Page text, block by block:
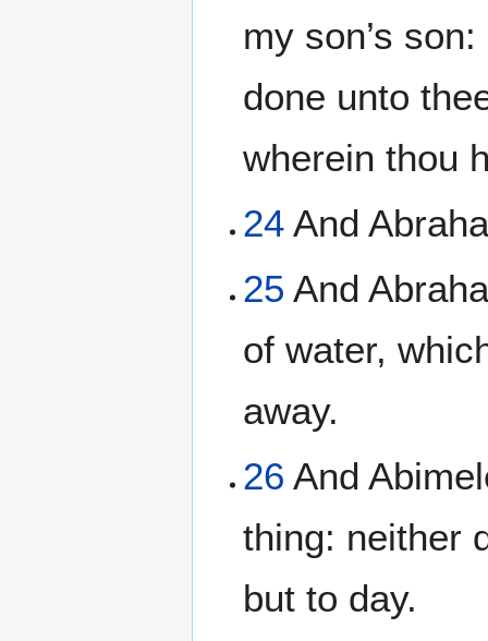
my son’s
done unto
wherein thou
24 And
25 And
of water,
away.
26 And
thing: neither
but to day.